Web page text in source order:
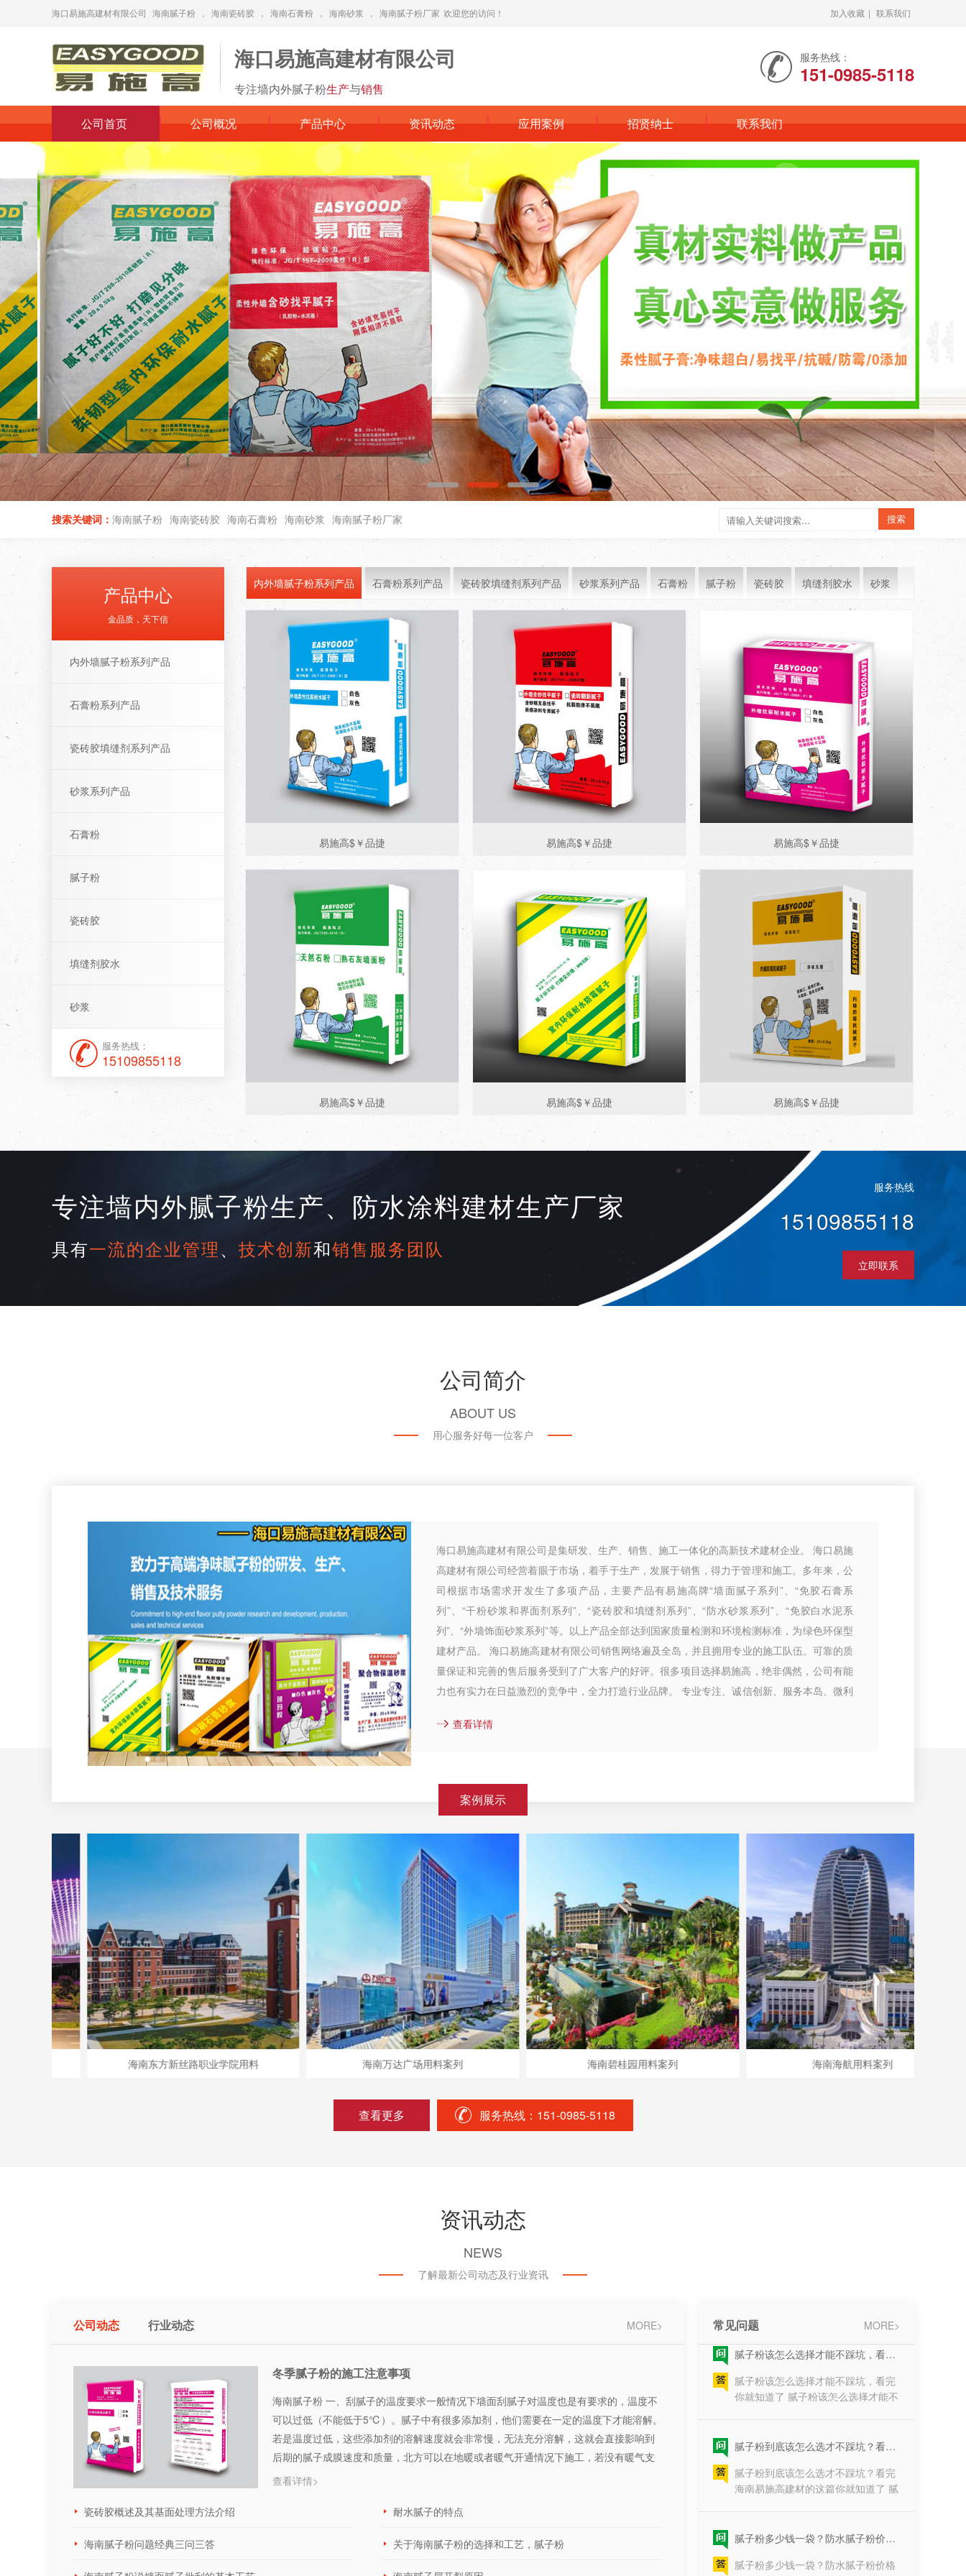
海口易施高建材有限公司 海南腻子粉 ， 海南瓷砖胶 ， 海南石膏粉 ， 海南砂浆 ， 海南腻子粉厂家 欢迎您的访问！ 加入收藏 | 联系我们
海口易施高建材有限公司
专注墙内外腻子粉生产与销售
服务热线：
151-0985-5118
公司首页 公司概况 产品中心 资讯动态 应用案例 招贤纳士 联系我们
搜索关键词： 海南腻子粉 海南瓷砖胶 海南石膏粉 海南砂浆 海南腻子粉厂家
产品中心
金品质，天下信
内外墙腻子粉系列产品
石膏粉系列产品
瓷砖胶填缝剂系列产品
砂浆系列产品
石膏粉
腻子粉
瓷砖胶
填缝剂胶水
砂浆
服务热线：
15109855118
内外墙腻子粉系列产品 石膏粉系列产品 瓷砖胶填缝剂系列产品 砂浆系列产品 石膏粉 腻子粉 瓷砖胶 填缝剂胶水 砂浆
易施高$￥品捷 易施高$￥品捷 易施高$￥品捷
易施高$￥品捷 易施高$￥品捷 易施高$￥品捷
专注墙内外腻子粉生产、防水涂料建材生产厂家
具有一流的企业管理、 技术创新和销售服务团队
服务热线
15109855118
立即联系
公司简介
ABOUT US
用心服务好每一位客户
海口易施高建材有限公司是集研发、生产、销售、施工一体化的高新技术建材企业。 海口易施
高建材有限公司经营着眼于市场，着手于生产，发展于销售，得力于管理和施工。多年来，公
司根据市场需求开发生了多项产品，主要产品有易施高牌“墙面腻子系列”、“免胶石膏系
列”、“干粉砂浆和界面剂系列”、“瓷砖胶和填缝剂系列”、“防水砂浆系列”、“免胶白水泥系
列”、“外墙饰面砂浆系列”等。以上产品全部达到国家质量检测和环境检测标准，为绿色环保型
建材产品。 海口易施高建材有限公司销售网络遍及全岛，并且拥用专业的施工队伍。可靠的质
量保证和完善的售后服务受到了广大客户的好评。很多项目选择易施高，绝非偶然，公司有能
力也有实力在日益激烈的竞争中，全力打造行业品牌。 专业专注、诚信创新、服务本岛、微利
查看详情
案例展示
海南东方新丝路职业学院用料 海南万达广场用料案列 海南碧桂园用料案列 海南海航用料案列
查看更多 服务热线：151-0985-5118
资讯动态
NEWS
了解最新公司动态及行业资讯
公司动态 MORE>
行业动态
冬季腻子粉的施工注意事项
海南腻子粉 一、刮腻子的温度要求一般情况下墙面刮腻子对温度也是有要求的，温度不
可以过低（不能低于5℃）。腻子中有很多添加剂，他们需要在一定的温度下才能溶解。
若是温度过低，这些添加剂的溶解速度就会非常慢，无法充分溶解，这就会直接影响到
后期的腻子成膜速度和质量，北方可以在地暖或者暖气开通情况下施工，若没有暖气支
···
查看详情>
瓷砖胶概述及其基面处理方法介绍 耐水腻子的特点
海南腻子粉问题经典三问三答 关于海南腻子粉的选择和工艺，腻子粉
常见问题 MORE>
太潮湿的缘···
要抵抗风吹日晒所以粘性大、强度
高，但是环保指数就稍低。反之内墙
腻子就比较健康环保，所以内墙不外
用，外墙不内用。3、性能不同。内
墙腻子比较细腻，所以主要一遇到水
腻子粉该怎么选择才能不踩坑，看完你就知道了
腻子粉该怎么选择才能不踩坑，看完
你就知道了 腻子粉该怎么选择才能不
踩坑，装修进行到墙面阶段，腻子粉
的选择至关重要，却常常被忽视。它
作为墙面的“基底”，直接决定了乳胶
关乎居住环境的健康。面对市场上品
牌繁多、名称各异的腻子粉产品，许
多业主感到无从下手。是选最贵的，
腻子粉到底该怎么选才不踩坑？看完海南易施高建材的这篇你就知道了
腻子粉到底该怎么选才不踩坑？看完
海南易施高建材的这篇你就知道了 腻
子粉到底该怎么选才不踩坑？装修界
流传着一句行话：“墙面装修，三分
面，七分底”。很多业主在装修时，不
略了最基础的底层材料——腻子粉。
一旦腻子粉质量不过关，再好的面漆
腻子粉多少钱一袋？防水腻子粉价格及施工注意事项
腻子粉多少钱一袋？防水腻子粉价格
及施工注意事项 很多业主在装修墙面